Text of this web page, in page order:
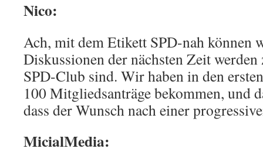
Nico:
Ach, mit dem Etikett SPD-nah können
Diskussionen der nächsten Zeit
SPD-Club sind. Wir haben in den
100 Mitgliedsanträge bekommen, und
dass der Wunsch nach einer
MicialMedia: